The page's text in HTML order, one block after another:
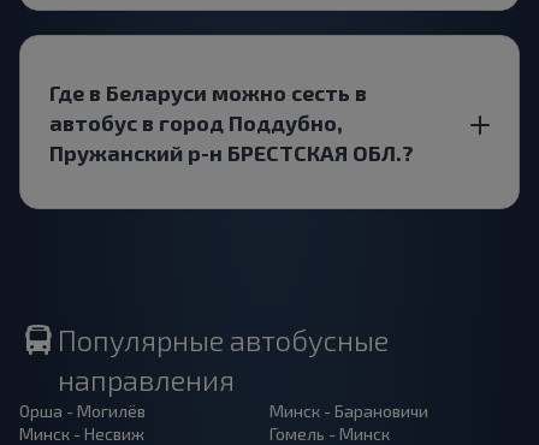
Где в Беларуси можно сесть в
автобус в город Поддубно,
Пружанский р-н БРЕСТСКАЯ ОБЛ.?
Популярные автобусные
направления
Орша - Могилёв
Минск - Несвиж
Минск - Барановичи
Гомель - Минск